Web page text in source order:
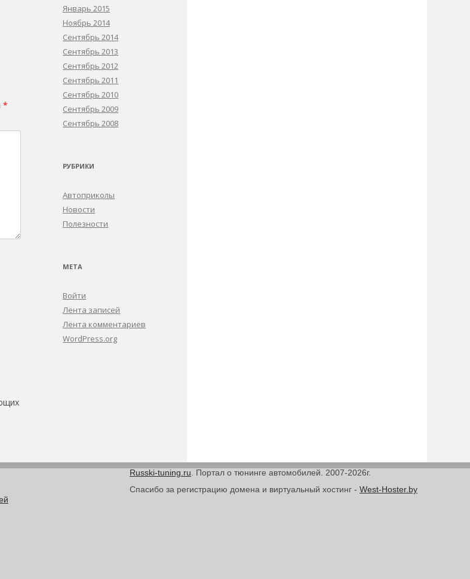
*
Январь 2015
Ноябрь 2014
Сентябрь 2014
Сентябрь 2013
Сентябрь 2012
Сентябрь 2011
Сентябрь 2010
Сентябрь 2009
Сентябрь 2008
РУБРИКИ
Автоприколы
Новости
Полезности
МЕТА
Войти
Лента записей
Лента комментариев
WordPress.org
Russki-tuning.ru . Портал о тюнинге автомобилей. 2007-2026г.
Спасибо за регистрацию домена и виртуальный хостинг - West-Hoster.by